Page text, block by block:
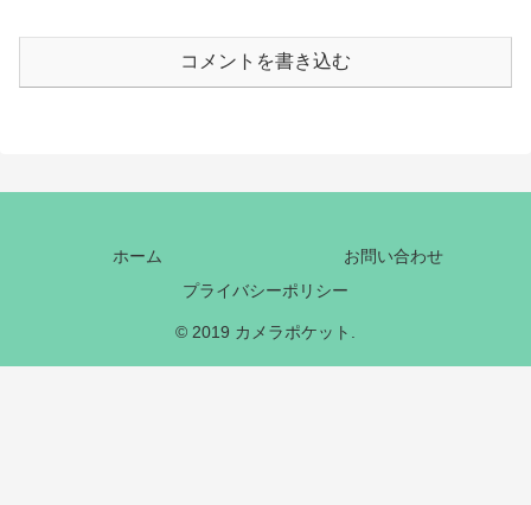
コメントを書き込む
ホーム
お問い合わせ
プライバシーポリシー
© 2019 カメラポケット.